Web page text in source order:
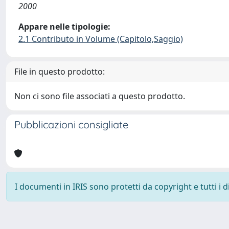
2000
Appare nelle tipologie:
2.1 Contributo in Volume (Capitolo,Saggio)
File in questo prodotto:
Non ci sono file associati a questo prodotto.
Pubblicazioni consigliate
I documenti in IRIS sono protetti da copyright e tutti i